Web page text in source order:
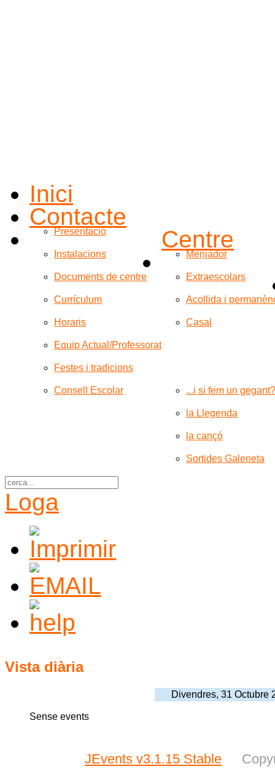
Inici
Contacte
Centre
Presentació
Instalacions
Documents de centre
Currículum
Horaris
Equip Actual/Professorat
Festes i tradicions
Consell Escolar
Menjador
Extraescolars
Acollida i
Casal
...i si fem un gegant?
la Llegenda
la cançó
Sortides Galeneta
Loga
Vista diària
Divendres, 31 Octubre
Sense events
JEvents v3.1.15 Stable